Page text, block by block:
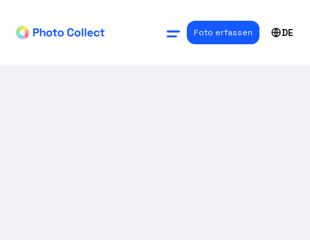
Foto erfassen DE